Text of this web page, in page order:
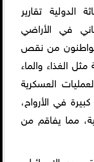
الدولية تقارير
في الأراضي
من نقص
الغذاء والماء
العسكرية
في الأرواح،
مما يفاقم من